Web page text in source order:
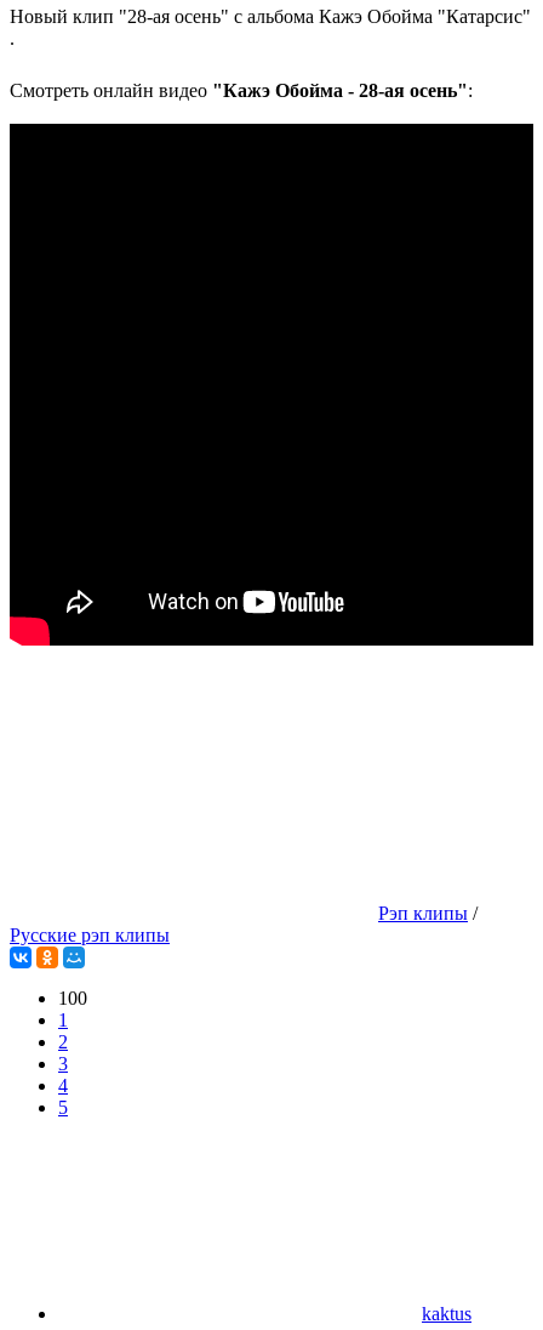
Новый клип "28-ая осень" с альбома Кажэ Обойма "Катарсис"
.
Смотреть онлайн видео "Кажэ Обойма - 28-ая осень":
Рэп клипы /
Русские рэп клипы
100
1
2
3
4
5
kaktus